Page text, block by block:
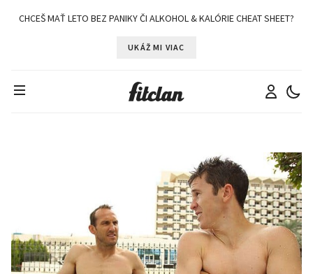
CHCEŠ MAŤ LETO BEZ PANIKY ČI ALKOHOL & KALÓRIE CHEAT SHEET?
UKÁŽ MI VIAC